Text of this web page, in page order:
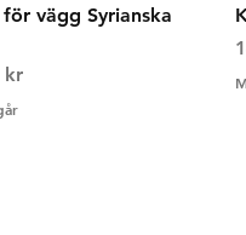
Snabbvisning
vägg Syrianska
kr